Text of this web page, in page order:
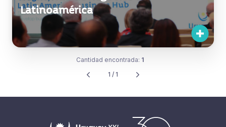
Latinoamérica
Cantidad encontrada: 1
1 / 1